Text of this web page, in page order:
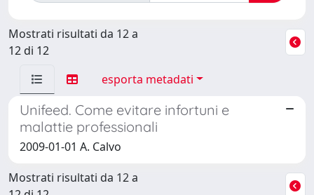
Mostrati risultati da 12 a
12 di 12
esporta metadati
Unifeed. Come evitare infortuni e
malattie professionali
2009-01-01 A. Calvo
Mostrati risultati da 12 a